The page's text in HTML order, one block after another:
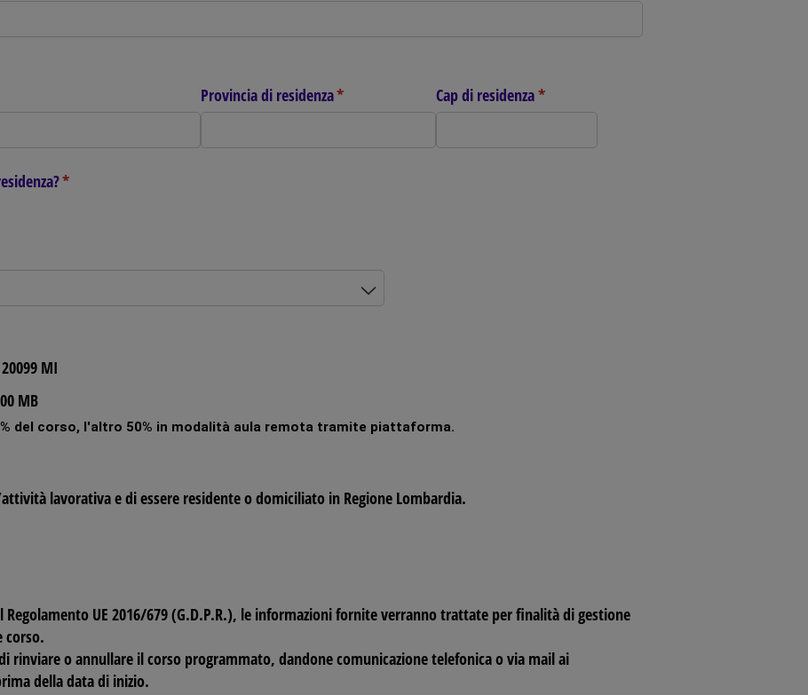
Provincia di residenza*
(richiesto) Cap di residenza*
(richiesto)
*
(richiesto)
MI
MB
del corso, l'altro 50% in modalità aula remota tramite piattaforma.
lavorativa e di essere residente o domiciliato in Regione Lombardia.
Regolamento UE 2016/679 (G.D.P.R.), le informazioni fornite verranno trattate per finalità di gestione
corso.
rinviare o annullare il corso programmato, dandone comunicazione telefonica o via mail ai
della data di inizio.